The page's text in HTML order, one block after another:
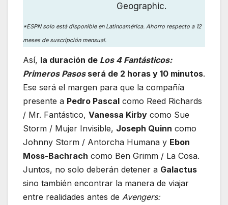
Geographic.
*ESPN solo está disponible en Latinoamérica. Ahorro respecto a 12
meses de suscripción mensual.
Así, la duración de Los 4 Fantásticos:
Primeros Pasosserá de 2 horas y 10 minutos.
Ese será el margen para que la compañía
presente a Pedro Pascal como Reed Richards
/ Mr. Fantástico, Vanessa Kirby como Sue
Storm / Mujer Invisible, Joseph Quinn como
Johnny Storm / Antorcha Humana y Ebon
Moss-Bachrach como Ben Grimm / La Cosa.
Juntos, no solo deberán detener a Galactus
sino también encontrar la manera de viajar
entre realidades antes de Avengers: